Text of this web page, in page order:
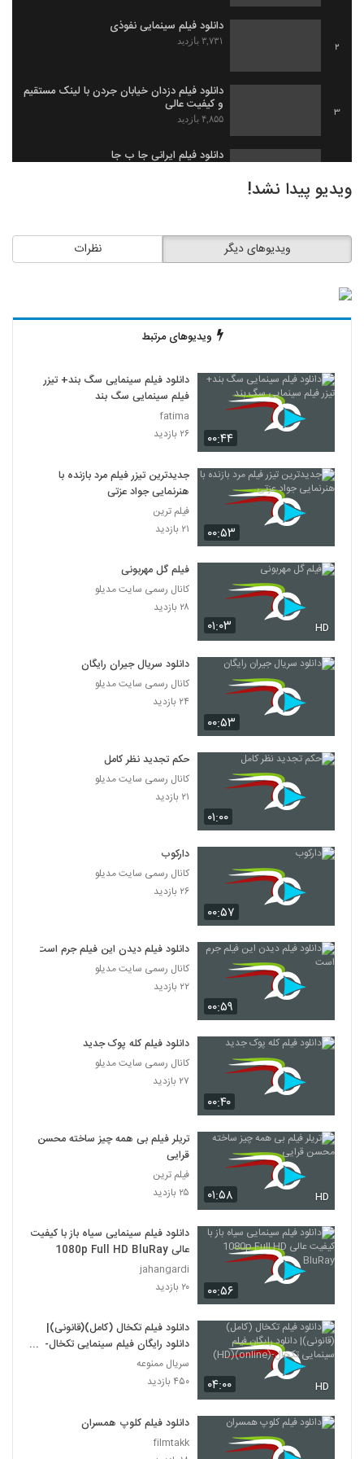
2
دانلود فیلم سینمایی نفوذی
۳,۷۳۱ بازدید
3
دانلود فیلم دزدان خیابان جردن با لینک مستقیم
و کیفیت عالی
۴,۸۵۵ بازدید
دانلود فیلم ایرانی جا ب جا
جرموز
دانلود فیلم بیچاره ها
دانلود فیلم این زن ها ساخته عباس رزیجی
۳,۲۰۳ بازدید
دانلود فیلم ایرانی کلاغ پر
10
دانلود فیلم چراغی در مه به کارگردانی پناه بر خدا
دانلود فیلم بیتابی بیتا
۵,۸۵۷ بازدید
دانلود فیلم سیانور با لینک مستقیم و کیفیت
13
دانلود فیلم پله آخر
۱,۸۲۲ بازدید
دانلود فیلم امروز با کیفیت عالی
۱,۳۲۵ بازدید
دانلود فیلم سینمایی مجردها
16
دانلود فیلم ایرانی لاک قرمز
۳,۳۵۸ بازدید
دانلود فیلم سینمایی در کمال خونسردی
۱,۱۷۱ بازدید
دانلود فیلم ناردون
19 کیفیت عالی
20
فیلم ایرانی من کارگرم
۲,۱۲۳ بازدید
دانلود فیلم سینمایی بیتابی بیتا
22
دانلود فیلم اطراف آرامش با کیفیت عالی
دانلود فیلم بغض با کیفیت عالی
۱,۵۰۱ بازدید
دانلود فیلم قصه پریا به کارگردانی فریدون
ویدیو پیدا نشد!
نظرات ویدیوهای دیگر
ویدیوهای مرتبط
۰۰:۴۴
دانلود فیلم سینمایی سگ بند+ تیزر
فیلم سینمایی سگ بند
fatima
۲۶ بازدید
۰۰:۵۳
جدیدترین تیزر فیلم مرد بازنده با
هنرنمایی جواد عزتی
فیلم ترین
۲۱ بازدید
۰۱:۰۳ HD
فیلم گل مهربونی
کانال رسمی سایت مدیلو
۲۸ بازدید
۰۰:۵۳
دانلود سریال جیران رایگان
کانال رسمی سایت مدیلو
۲۴ بازدید
۰۱:۰۰
حکم تجدید نظر کامل
کانال رسمی سایت مدیلو
۲۱ بازدید
۰۰:۵۷
دارکوب
کانال رسمی سایت مدیلو
۲۶ بازدید
۰۰:۵۹
دانلود فیلم دیدن این فیلم جرم است
کانال رسمی سایت مدیلو
۲۲ بازدید
۰۰:۴۰
دانلود فیلم کله پوک جدید
کانال رسمی سایت مدیلو
۲۷ بازدید
۰۱:۵۸ HD
تریلر فیلم بی همه چیز ساخته محسن
قرایی
فیلم ترین
۲۵ بازدید
۰۰:۵۶
دانلود فیلم سینمایی سیاه باز با کیفیت
عالی 1080p Full HD BluRay
jahangardi
۲۰ بازدید
۰۴:۰۰ HD
دانلود فیلم تکخال (کامل)(قانونی)|
دانلود رایگان فیلم سینمایی تکخال-
(online)(HD)
سریال ممنوعه
۴۵۰ بازدید
دانلود فیلم کلوپ همسران
filmtakk